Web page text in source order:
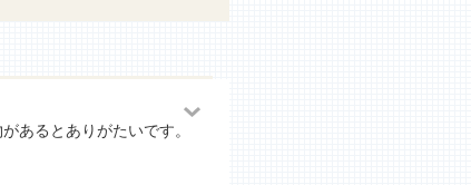
あるとありがたいです。